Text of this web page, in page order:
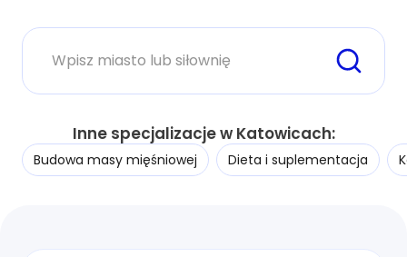
Miasto lub siłownia
Inne specjalizacje w Katowicach:
Budowa masy mięśniowej Dieta i suplementacja